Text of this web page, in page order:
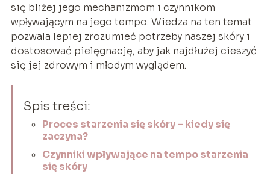
się bliżej jego mechanizmom i czynnikom
wpływającym na jego tempo. Wiedza na ten temat
pozwala lepiej zrozumieć potrzeby naszej skóry i
dostosować pielęgnację, aby jak najdłużej cieszyć
się jej zdrowym i młodym wyglądem.
Spis treści:
Proces starzenia się skóry – kiedy się
zaczyna?
Czynniki wpływające na tempo starzenia
się skóry